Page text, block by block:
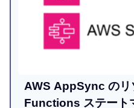
AWS AppSync のリ
Functions ステート